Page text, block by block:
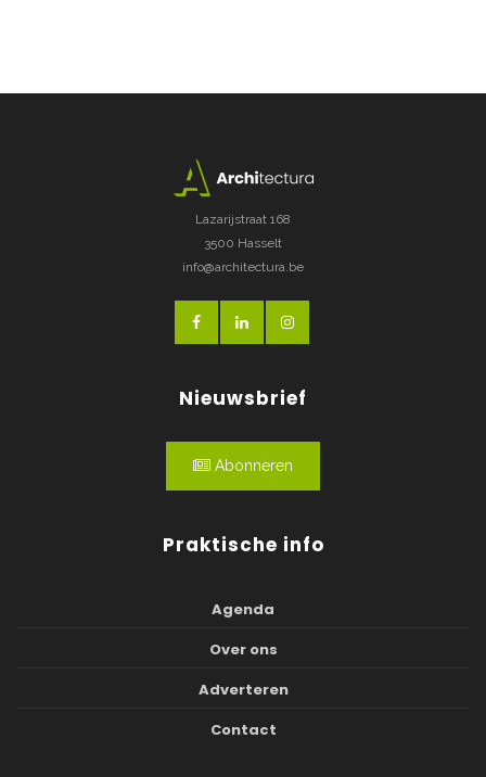
Lazarijstraat 168
3500 Hasselt
info@architectura.be
Nieuwsbrief
Abonneren
Praktische info
Agenda
Over ons
Adverteren
Contact